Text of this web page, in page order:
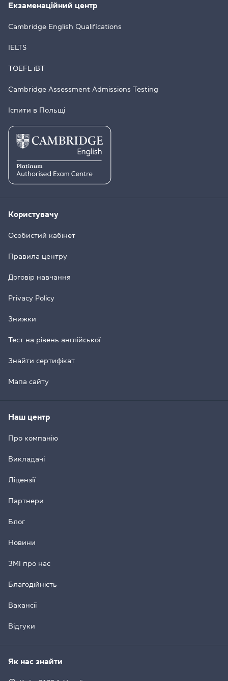
Екзаменаційний центр
Cambridge English Qualifications
IELTS
TOEFL iBT
Cambridge Assessment Admissions Testing
Іспити в Польщі
Користувачу
Особистий кабінет
Правила центру
Договір навчання
Privacy Policy
Знижки
Тест на рівень англійської
Знайти сертифікат
Мапа сайту
Наш центр
Про компанію
Викладачі
Ліцензії
Партнери
Блог
Новини
ЗМІ про нас
Благодійність
Вакансії
Відгуки
Як нас знайти